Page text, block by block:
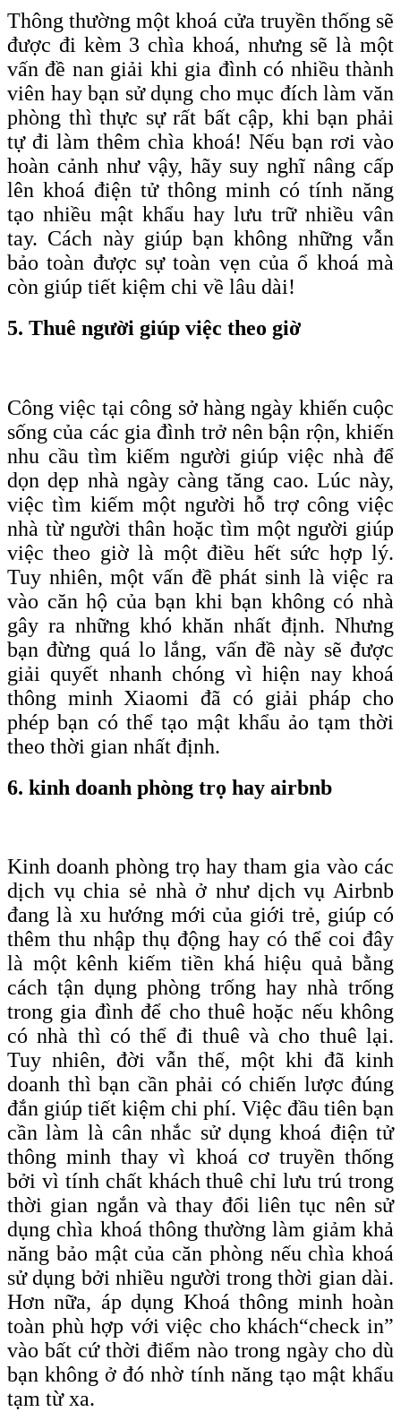
Thông thường một khoá cửa truyền thống sẽ
được đi kèm 3 chìa khoá, nhưng sẽ là một
vấn đề nan giải khi gia đình có nhiều thành
viên hay bạn sử dụng cho mục đích làm văn
phòng thì thực sự rất bất cập, khi bạn phải
tự đi làm thêm chìa khoá! Nếu bạn rơi vào
hoàn cảnh như vậy, hãy suy nghĩ nâng cấp
lên khoá điện tử thông minh có tính năng
tạo nhiều mật khẩu hay lưu trữ nhiều vân
tay. Cách này giúp bạn không những vẫn
bảo toàn được sự toàn vẹn của ổ khoá mà
còn giúp tiết kiệm chi về lâu dài!
5. Thuê người giúp việc theo giờ
Công việc tại công sở hàng ngày khiến cuộc
sống của các gia đình trở nên bận rộn, khiến
nhu cầu tìm kiếm người giúp việc nhà để
dọn dẹp nhà ngày càng tăng cao. Lúc này,
việc tìm kiếm một người hỗ trợ công việc
nhà từ người thân hoặc tìm một người giúp
việc theo giờ là một điều hết sức hợp lý.
Tuy nhiên, một vấn đề phát sinh là việc ra
vào căn hộ của bạn khi bạn không có nhà
gây ra những khó khăn nhất định. Nhưng
bạn đừng quá lo lắng, vấn đề này sẽ được
giải quyết nhanh chóng vì hiện nay khoá
thông minh Xiaomi đã có giải pháp cho
phép bạn có thể tạo mật khẩu ảo tạm thời
theo thời gian nhất định.
6. kinh doanh phòng trọ hay airbnb
Kinh doanh phòng trọ hay tham gia vào các
dịch vụ chia sẻ nhà ở như dịch vụ Airbnb
đang là xu hướng mới của giới trẻ, giúp có
thêm thu nhập thụ động hay có thể coi đây
là một kênh kiếm tiền khá hiệu quả bằng
cách tận dụng phòng trống hay nhà trống
trong gia đình để cho thuê hoặc nếu không
có nhà thì có thể đi thuê và cho thuê lại.
Tuy nhiên, đời vẫn thế, một khi đã kinh
doanh thì bạn cần phải có chiến lược đúng
đắn giúp tiết kiệm chi phí. Việc đầu tiên bạn
cần làm là cân nhắc sử dụng khoá điện tử
thông minh thay vì khoá cơ truyền thống
bởi vì tính chất khách thuê chỉ lưu trú trong
thời gian ngắn và thay đổi liên tục nên sử
dụng chìa khoá thông thường làm giảm khả
năng bảo mật của căn phòng nếu chìa khoá
sử dụng bởi nhiều người trong thời gian dài.
Hơn nữa, áp dụng Khoá thông minh hoàn
toàn phù hợp với việc cho khách“checkin”
vào bất cứ thời điểm nào trong ngày cho dù
bạn không ở đó nhờ tính năng tạo mật khẩu
tạm từ xa.